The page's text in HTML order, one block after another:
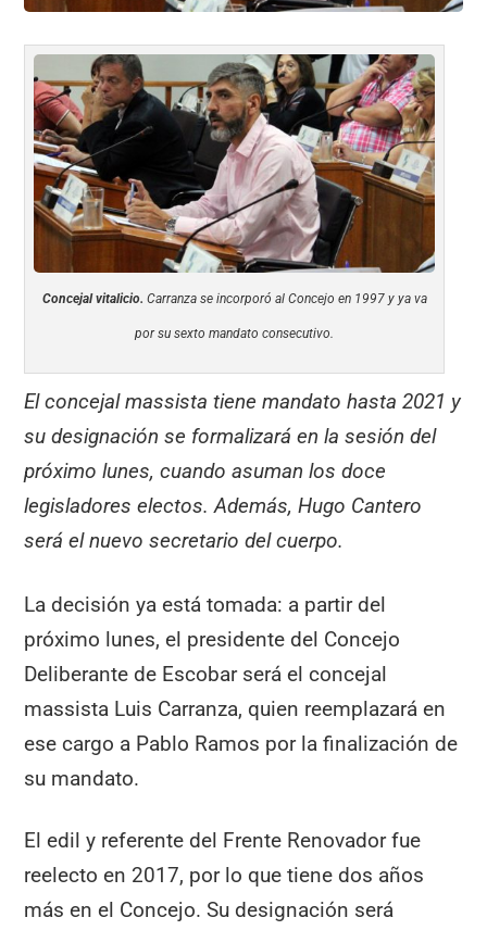
Concejal vitalicio. Carranza se incorporó al Concejo en 1997 y ya va
por su sexto mandato consecutivo.
El concejal massista tiene mandato hasta 2021 y
su designación se formalizará en la sesión del
próximo lunes, cuando asuman los doce
legisladores electos. Además, Hugo Cantero
será el nuevo secretario del cuerpo.
La decisión ya está tomada: a partir del
próximo lunes, el presidente del Concejo
Deliberante de Escobar será el concejal
massista Luis Carranza, quien reemplazará en
ese cargo a Pablo Ramos por la finalización de
su mandato.
El edil y referente del Frente Renovador fue
reelecto en 2017, por lo que tiene dos años
más en el Concejo. Su designación será